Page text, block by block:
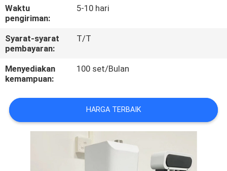
HUBUNGI
KAMI
PERMINTAAN
PENAWARAN
SITEMAP
Waktu
pengiriman:
5-10 hari
Syarat-syarat
pembayaran:
T/T
Menyediakan
kemampuan:
100 set/Bulan
HARGA TERBAIK